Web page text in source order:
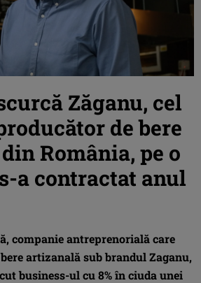
Zăganu, cel
de bere
România, pe o
a contractat anul
companie antreprenorială care
artizanală sub brandul Zaganu,
business-ul cu 8% în ciuda unei